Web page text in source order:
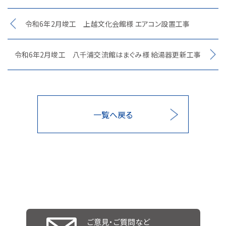
令和6年2月竣工 上越文化会館様 エアコン設置工事
令和6年2月竣工 八千浦交流館はまぐみ様 給湯器更新工事
一覧へ戻る
ご意見・ご質問など